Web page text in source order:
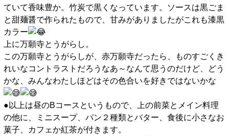
ていて香味豊か。竹炭で黒くなっています。ソースは黒ごま
と甜麺醤で作られたもので、甘みがありましたがこれも漆黒
カラー
上に万願寺とうがらし。
この万願寺とうがらしが、赤万願寺だったら、ものすごくき
れいなコントラストだろうなあ～なんて思うのだけど、どう
かな、みんなわたしほどはその色合いを好きではないかな
●以上は昼のBコースというもので、上の前菜とメイン料理
の他に、ミニスープ、パン２種類とバター、食後に小さなお
菓子、カフェか紅茶が付きます。